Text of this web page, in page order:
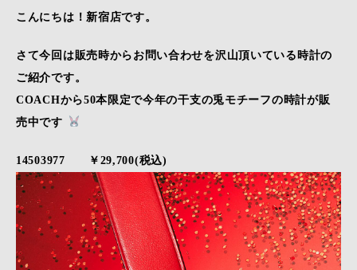
こんにちは！新宿店です。
さて今回は販売時からお問い合わせを沢山頂いている時計の
ご紹介です。
COACHから50本限定で今年の干支の兎モチーフの時計が販
売中です
14503977 ￥29,700(税込)